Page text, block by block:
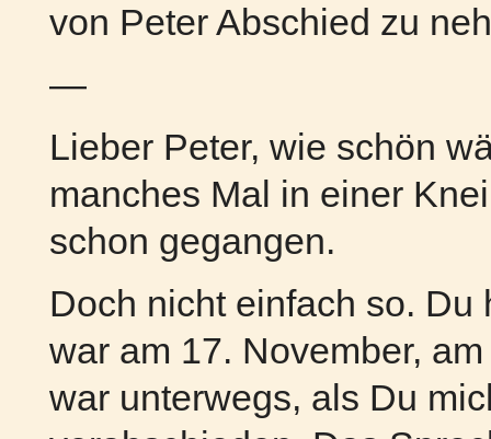
von Peter Abschied zu
—
Lieber Peter, wie schön
manches Mal in einer
schon gegangen.
Doch nicht einfach so.
war am 17. November,
war unterwegs, als Du